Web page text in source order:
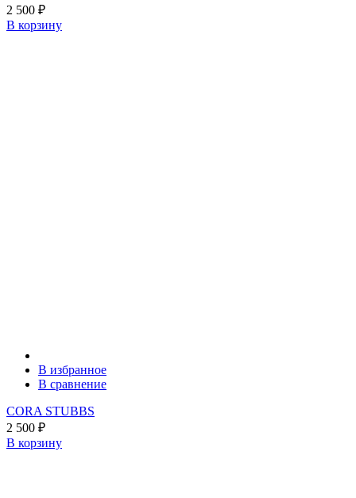
2 500 ₽
В корзину
В избранное
В сравнение
CORA STUBBS
2 500 ₽
В корзину